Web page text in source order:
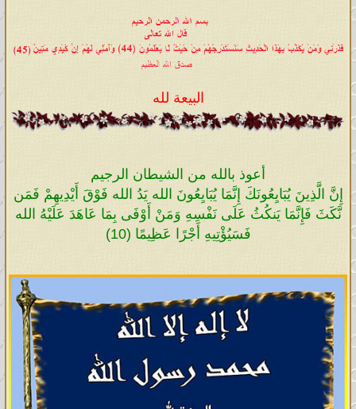
البيعة لله
أعوذ بالله من الشيطان الرجيم
إِنَّ الَّذِينَ يُبَايِعُونَكَ إِنَّمَا يُبَايِعُونَ الله يَدُ الله فَوْقَ أَيْدِيهِمْ فَمَن
نَّكَثَ فَإِنَّمَا يَنكُثُ عَلَى نَفْسِهِ وَمَنْ أَوْفَى بِمَا عَاهَدَ عَلَيْهُ الله
فَسَيُؤْتِيهِ أَجْرًا عَظِيمًا (10)